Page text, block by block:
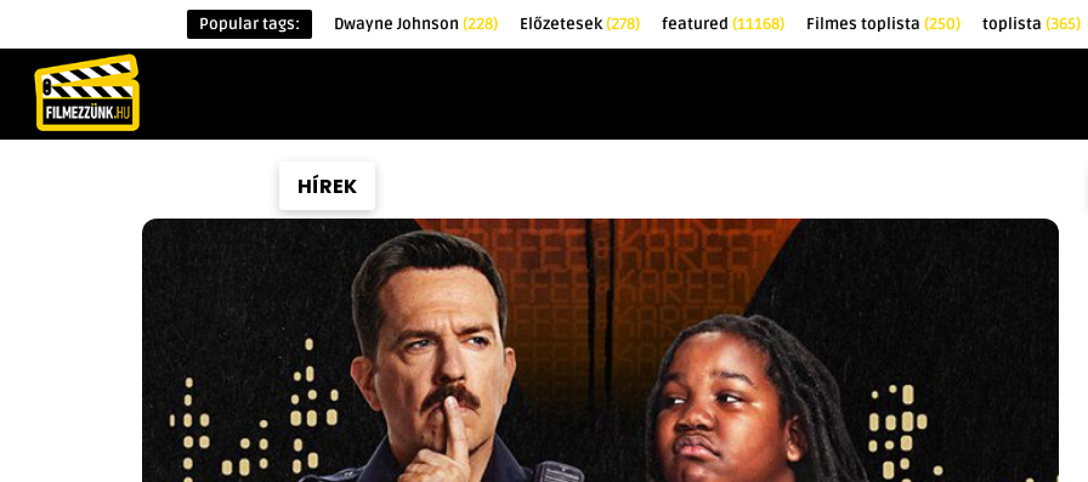
Popular tags: Dwayne Johnson (228) Előzetesek(278) featured (11168) Filmes toplista (250) toplista (365)
HÍREK